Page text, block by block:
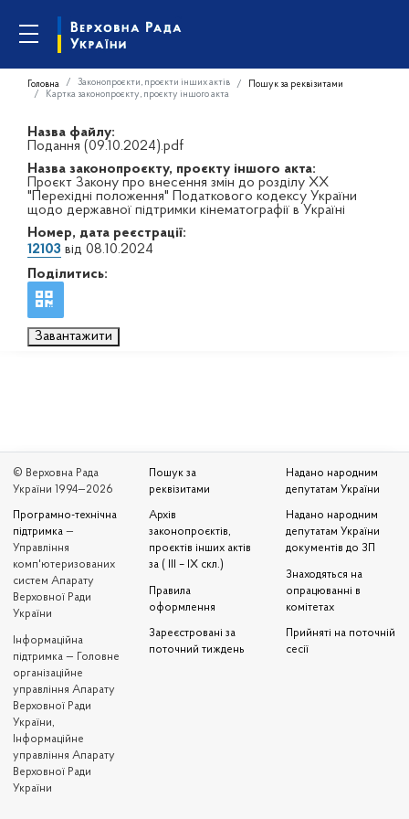
Головна Законопроєкти, проєкти інших актів
Пошук за реквізитами
Картка законопроєкту, проєкту іншого акта
Назва файлу:
Подання (09.10.2024).pdf
Назва законопроєкту, проєкту іншого акта:
Проєкт Закону про внесення змін до розділу XX
"Перехідні положення" Податкового кодексу України
щодо державної підтримки кінематографії в Україні
Номер, дата реєстрації:
12103 від 08.10.2024
Поділитись:
Завантажити
© Верховна Рада
України 1994—2026
Програмно-технічна
підтримка —
Управління
комп'ютеризованих
систем Апарату
Верховної Ради
України
Iнформаційна
підтримка — Головне
організаційне
управління Апарату
Верховної Ради
України,
Інформаційне
управління Апарату
Верховної Ради
України
Пошук за
реквізитами
Архів
законопроєктів,
проєктів інших актів
за ( III – IX скл.)
Правила
оформлення
Зареєстровані за
поточний тиждень
Надано народним
депутатам України
Надано народним
депутатам України
документів до ЗП
Знаходяться на
опрацюванні в
комітетах
Прийняті на поточній
сесії